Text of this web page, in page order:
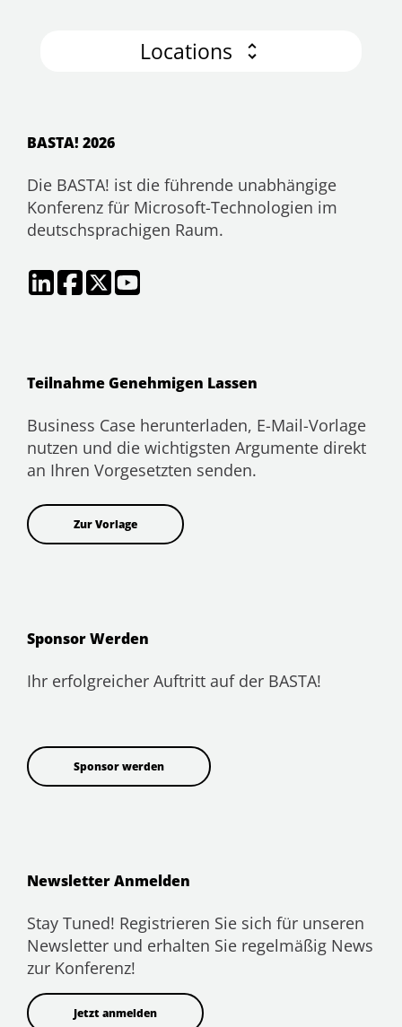
Locations
BASTA! 2026
Die BASTA! ist die führende unabhängige
Konferenz für Microsoft-Technologien im
deutschsprachigen Raum.
Teilnahme Genehmigen Lassen
Business Case herunterladen, E-Mail-Vorlage
nutzen und die wichtigsten Argumente direkt
an Ihren Vorgesetzten senden.
Zur Vorlage
Sponsor Werden
Ihr erfolgreicher Auftritt auf der BASTA!
Sponsor werden
Newsletter Anmelden
Stay Tuned! Registrieren Sie sich für unseren
Newsletter und erhalten Sie regelmäßig News
zur Konferenz!
Jetzt anmelden